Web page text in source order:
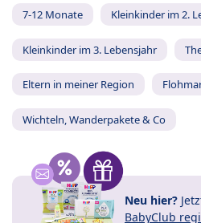
7-12 Monate Kleinkinder im 2.
Kleinkinder im 3. Lebensjahr
Eltern in meiner Region
Wichteln, Wanderpakete & Co
Neu hier?
BabyClub